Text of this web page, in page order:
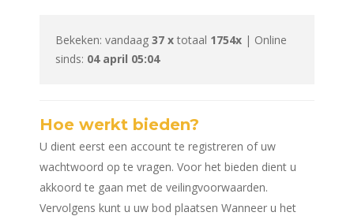
Bekeken: vandaag 37 x totaal 1754x | Online
sinds: 04 april 05:04
Hoe werkt bieden?
U dient eerst een account te registreren of uw
wachtwoord op te vragen. Voor het bieden dient u
akkoord te gaan met de veilingvoorwaarden.
Vervolgens kunt u uw bod plaatsen Wanneer u het